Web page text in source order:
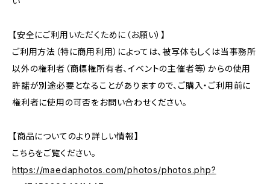
【安全にご利用いただくために（お願い）】
ご利用方法（特に商用利用）によっては、被写体もしくは当事務所
以外の権利者（商標権所有者、イベントの主催者等）からの使用
許諾が別途必要となることがありますので、ご購入・ご利用前に
権利者に使用の可否をお問い合わせください。
【商品についてのより詳しい情報】
こちらをご覧ください。
https://maedaphotos.com/photos/photos.php?